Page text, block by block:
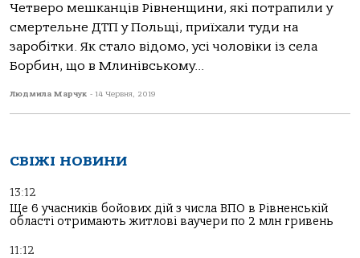
Четверо мешканців Рівненщини, які потрапили у
смертельне ДТП у Польщі, приїхали туди на
заробітки. Як стало відомо, усі чоловіки із села
Борбин, що в Млинівському...
Людмила Марчук - 14 Червня, 2019
СВІЖІ НОВИНИ
13:12
Ще 6 учасників бойових дій з числа ВПО в Рівненській
області отримають житлові ваучери по 2 млн гривень
11:12